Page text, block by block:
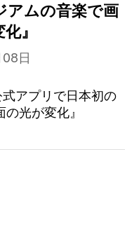
アムの音楽で画
』
日
アプリで日本初の
光が変化』